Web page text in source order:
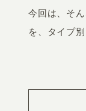
今回は、そ
を、タイプ